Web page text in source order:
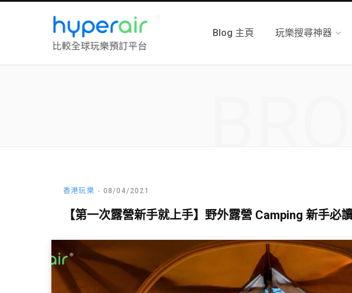
Blog 主頁 玩樂搜尋神器
香港玩樂 08/04/2021
【第一次露營新手就上手】野外露營 Camping 新手必